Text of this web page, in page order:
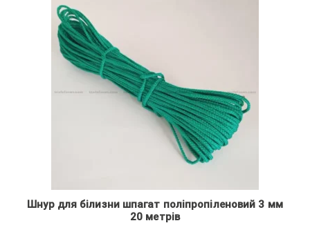
Шнур для білизни шпагат поліпропіленовий 3 мм
20 метрів